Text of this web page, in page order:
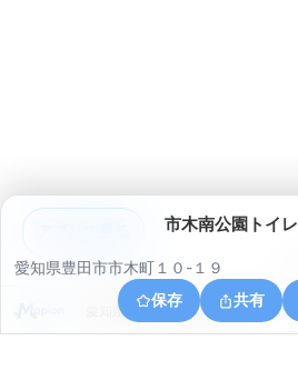
市木南公園トイレ
愛知県豊田市市木町１０-１９
保存
共有
愛知県豊田市美和町３丁目